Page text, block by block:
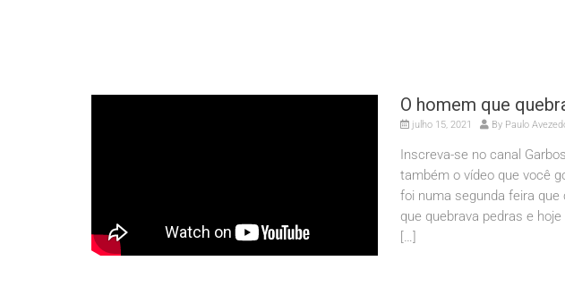
O homem que
julho 15, 2021 By Paulo
Inscreva-se no canal
também o vídeo que você
foi numa segunda feira
que quebrava pedras e
[…]